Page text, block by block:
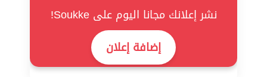
نشر إعلانك مجانا اليوم على Soukke!
إضافة إعلان